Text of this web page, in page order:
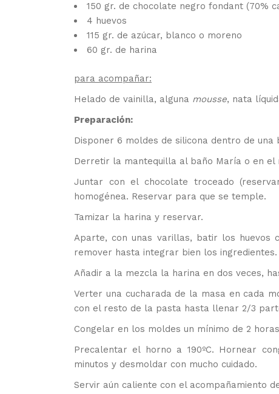
150 gr. de chocolate negro fondant (70%
4 huevos
115 gr. de azúcar, blanco o moreno
60 gr. de harina
para acompañar:
Helado de vainilla, alguna mousse, nata
Preparación:
Disponer 6 moldes de silicona dentro de una
Derretir la mantequilla al baño María o en
Juntar con el chocolate troceado
homogénea. Reservar para que se temple.
Tamizar la harina y reservar.
Aparte, con unas varillas, batir los huevos
remover hasta integrar bien los ingredientes.
Añadir a la mezcla la harina en dos veces,
Verter una cucharada de la masa en cada
con el resto de la pasta hasta llenar 2/3
Congelar en los moldes un mínimo de 2
Precalentar el horno a 190ºC. Hornear
minutos y desmoldar con mucho cuidado.
Servir aún caliente con el acompañamiento